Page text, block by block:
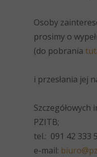
Osoby
prosimy o
(do pobrania
i przesłania jej
PZITB;
tel.: 091 42 333
e-mail: